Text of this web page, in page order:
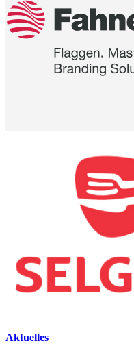
Aktuelles